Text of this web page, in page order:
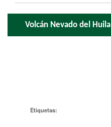
Volcán Nevado del Huila
Etiquetas: